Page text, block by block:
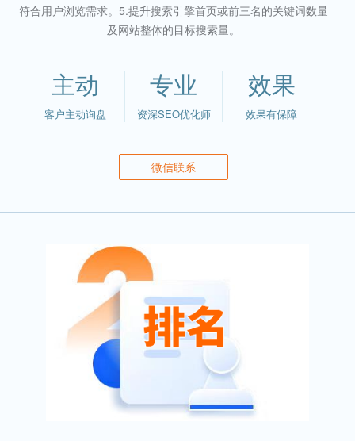
符合用户浏览需求。5.提升搜索引擎首页或前三名的关键词数量
及网站整体的目标搜索量。
主动
客户主动询盘
专业
资深SEO优化师
效果
效果有保障
微信联系